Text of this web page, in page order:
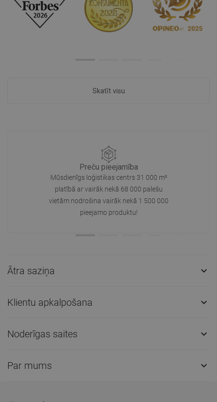
Skatīt visu
Preču pieejamība
Mūsdienīgs loģistikas centrs 31 000 m²
platībā ar vairāk nekā 68 000 palešu
vietām nodrošina vairāk nekā 1 500 000
pieejamo produktu!
Ātra saziņa 
Klientu apkalpošana 
Noderīgas saites 
Par mums 